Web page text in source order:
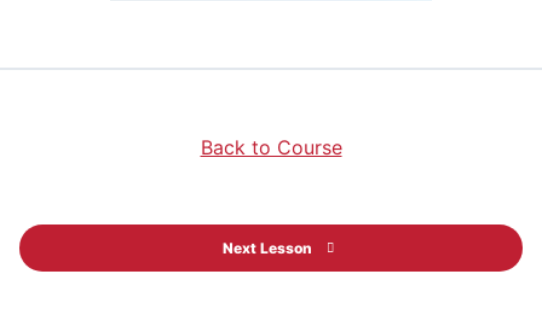
Back to Course
Next Lesson